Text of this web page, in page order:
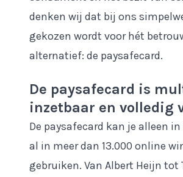
denken wij dat bij ons
gekozen wordt voor hét
alternatief: de paysafecard.
De paysafecard is
inzetbaar en volledig
De paysafecard kan je alleen
al in meer dan 13.000 online
gebruiken. Van Albert Heijn tot